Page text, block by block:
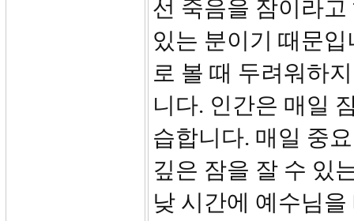
선 죽음을 잠이라
있는 분이기 때문
로 볼 때 두려워하
니다. 인간은 매일
습합니다. 매일 중
깊은 잠을 잘 수 있
낮 시간에 예수님